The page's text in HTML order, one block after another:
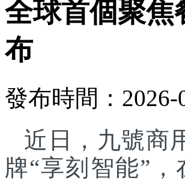
全球首個聚焦
布
發布時間：2026-
近日，九號商
牌“享刻智能”